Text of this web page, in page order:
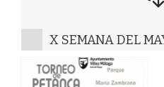
X SEMANA DEL